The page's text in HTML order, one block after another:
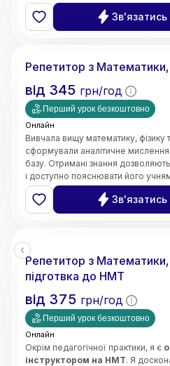
Швидке відновлення бази знань;
Репетитор з
від 345 грн/год
Перший урок безкоштовно
Онлайн
Вивчала вищу математику, фізику
сформували аналітичне
базу. Отримані знання
і доступно пояснювати його
• Чітке та доступне
• Системний та
• Індивідуальний підхід до
дошки)
• Орієнтація на результат і
Репетитор з
підготвка до НМТ
від 375 грн/год
Перший урок безкоштовно
Онлайн
Окрім педагогічної практики, я є
інструктором на НМТ. Я